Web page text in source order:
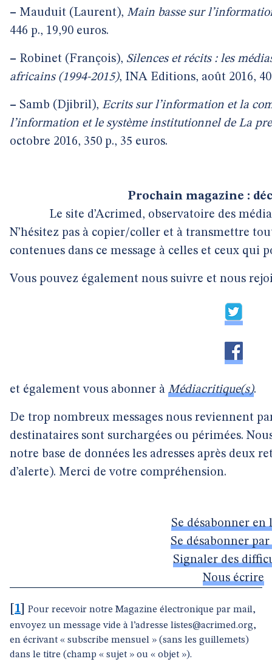
– Mauduit (Laurent), Main basse sur
446 p., 19,90 euros.
– Robinet (François), Silences et récits : les
africains (1994-2015), INA Editions, août 2016,
– Samb (Djibril), Ecrits sur l’information et la
l’information et le système institutionnel de La
octobre 2016, 350 p., 35 euros.
Prochain magazine :
Le site d’Acrimed, observatoire des
N’hésitez pas à copier/coller et à transmettre
contenues dans ce message à celles et ceux qui
Vous pouvez également nous suivre et nous
et également vous abonner à Médiacritique(s).
De trop nombreux messages nous reviennent
destinataires sont surchargées ou périmées.
notre base de données les adresses après deux
d’alerte). Merci de votre compréhension.
Se désabonner en
Se désabonner
Signaler des
Nous écrire
1
Pour recevoir notre Magazine électronique par mail,
envoyez un message vide à l’adresse listes@acrimed.org,
en écrivant « subscribe mensuel » (sans les guillemets)
dans le titre (champ « sujet » ou « objet »).